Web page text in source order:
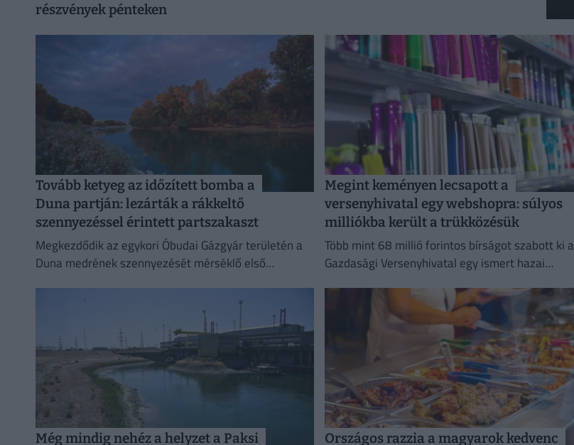
részvények pénteken
Tovább ketyeg az időzített bomba a
Duna partján: lezárták a rákkeltő
szennyezéssel érintett partszakaszt
Megkezdődik az egykori Óbudai Gázgyár területén a
Duna medrének szennyezését mérséklő első
Megint keményen lecsapott a
versenyhivatal egy webshopra: súlyos
milliókba került a trükközésük
Több mint 68 millió forintos bírságot szabott ki a
Gazdasági Versenyhivatal egy ismert hazai
Még mindig nehéz a helyzet a Paksi Országos razzia a magyarok kedvenc